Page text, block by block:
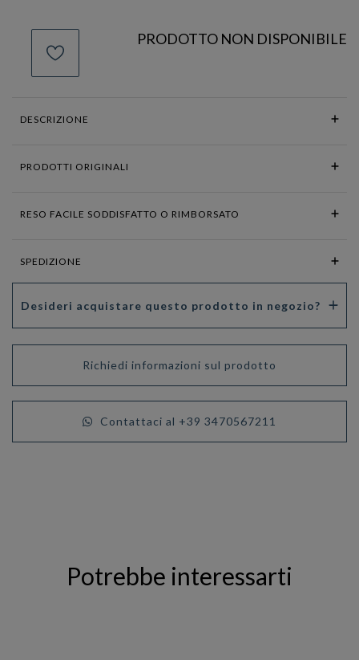
PRODOTTO NON DISPONIBILE
DESCRIZIONE
PRODOTTI ORIGINALI
RESO FACILE SODDISFATTO O RIMBORSATO
SPEDIZIONE
Desideri acquistare questo prodotto in negozio?
Richiedi informazioni sul prodotto
Contattaci al +39 3470567211
Potrebbe interessarti